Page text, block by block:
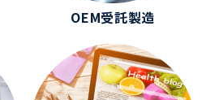
OEM受託製造